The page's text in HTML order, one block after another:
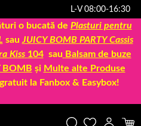
L-V 08:00-16:30
o bucată de Plasturi pentru
sau JUICY BOMB PARTY Cassis
Kiss 104sau Balsam de buze
BOMB și Multe alte Produse
la Fanbox & Easybox!